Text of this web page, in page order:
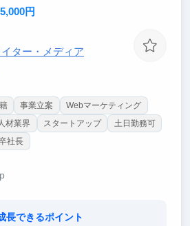
ックを受けながら取り組める環境
円
イター・メディア
事業立案
Webマーケティング
材業界 スタートアップ
土日勤務可
社長
長できるポイント